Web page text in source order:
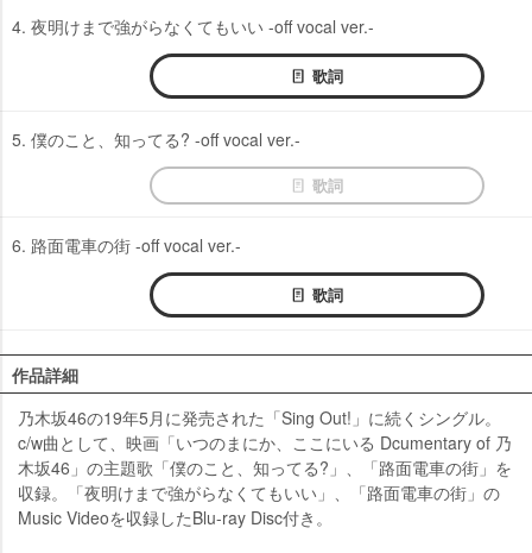
4. 夜明けまで強がらなくてもいい -off vocal ver.-
歌詞
5. 僕のこと、知ってる? -off vocal ver.-
歌詞
6. 路面電車の街 -off vocal ver.-
歌詞
作品詳細
乃木坂46の19年5月に発売された「Sing Out!」に続くシングル。
c/w曲として、映画「いつのまにか、ここにいる Dcumentary of 乃
木坂46」の主題歌「僕のこと、知ってる?」、「路面電車の街」を
収録。「夜明けまで強がらなくてもいい」、「路面電車の街」の
Music Videoを収録したBlu-ray Disc付き。